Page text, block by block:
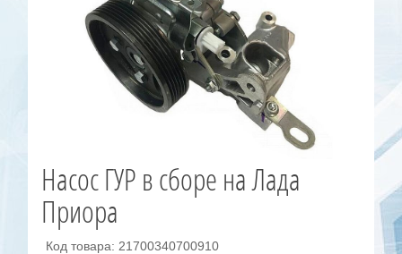
Насос ГУР в сборе на Лада
Приора
Код товара: 21700340700910